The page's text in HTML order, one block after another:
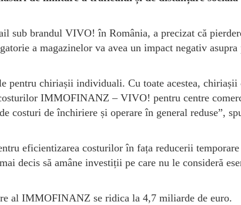
sub brandul VIVO! în România, a precizat că
a magazinelor va avea un impact negativ
pentru chiriașii individuali. Cu toate acestea, chiriașii
IMMOFINANZ – VIVO! pentru centre
costuri de închiriere și operare în general reduse”,
eficientizarea costurilor în fața reducerii temporare
decis să amâne investiții pe care nu le consideră
al IMMOFINANZ se ridica la 4,7 miliarde de euro.